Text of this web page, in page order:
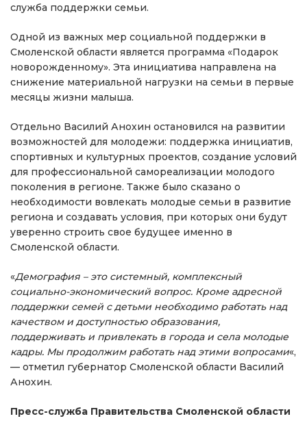
служба поддержки семьи.
Одной из важных мер социальной поддержки в
Смоленской области является программа «Подарок
новорожденному». Эта инициатива направлена на
снижение материальной нагрузки на семьи в первые
месяцы жизни малыша.
Отдельно Василий Анохин остановился на развитии
возможностей для молодежи: поддержка инициатив,
спортивных и культурных проектов, создание условий
для профессиональной самореализации молодого
поколения в регионе. Также было сказано о
необходимости вовлекать молодые семьи в развитие
региона и создавать условия, при которых они будут
уверенно строить свое будущее именно в
Смоленской области.
«Демография – это системный, комплексный
социально-экономический вопрос. Кроме адресной
поддержки семей с детьми необходимо работать над
качеством и доступностью образования,
поддерживать и привлекать в города и села молодые
кадры. Мы продолжим работать над этими вопросами«,
— отметил губернатор Смоленской области Василий
Анохин.
Пресс-служба Правительства Смоленской области